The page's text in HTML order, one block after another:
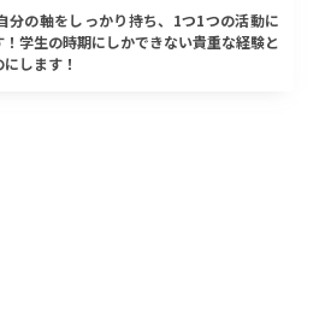
分の軸をしっかり持ち、1つ1つの活動に
学生の時期にしかできない貴重な経験と
します！